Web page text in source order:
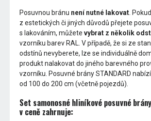
Posuvnou bránu není nutné lakovat .
z estetických či jiných důvodů přejete
s lakováním, můžetevybrat z několik
vzorníku barev RAL. V případě, že si ze
odstínů nevyberete, lze se individuálně
produkt nalakovat do jiného barevného
vzorníku. Posuvné brány STANDARD
od 100 do 200 cm (včetně pojezdů).
Set samonosné hliníkové posuvné brány
v ceně zahrnuje: